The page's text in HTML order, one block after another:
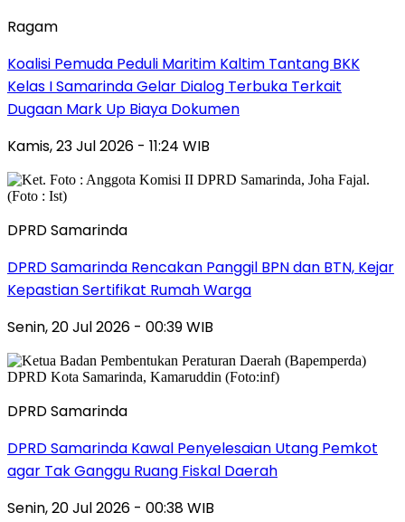
Ragam
Koalisi Pemuda Peduli Maritim Kaltim Tantang BKK
Kelas I Samarinda Gelar Dialog Terbuka Terkait
Dugaan Mark Up Biaya Dokumen
Kamis, 23 Jul 2026 - 11:24 WIB
DPRD Samarinda
DPRD Samarinda Rencakan Panggil BPN dan BTN, Kejar
Kepastian Sertifikat Rumah Warga
Senin, 20 Jul 2026 - 00:39 WIB
DPRD Samarinda
DPRD Samarinda Kawal Penyelesaian Utang Pemkot
agar Tak Ganggu Ruang Fiskal Daerah
Senin, 20 Jul 2026 - 00:38 WIB